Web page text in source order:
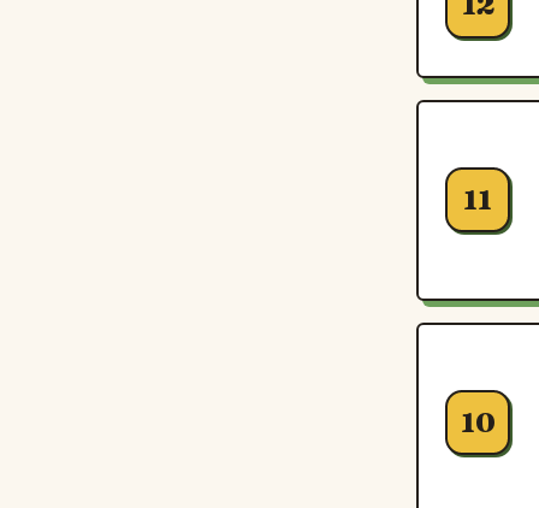
11
10